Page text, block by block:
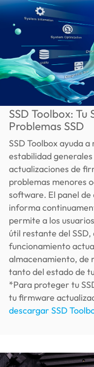
SSD Toolbox:
Problemas SSD
SSD Toolbox ayuda
estabilidad
actualizaciones de
problemas menores
software. El panel
informa
permite a los
útil restante del
funcionamiento
almacenamiento, de
tanto del estado de
*Para proteger tu
tu firmware
descargar SSD